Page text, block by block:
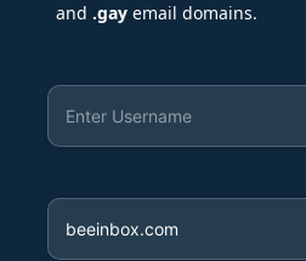
and .gayemail domains.